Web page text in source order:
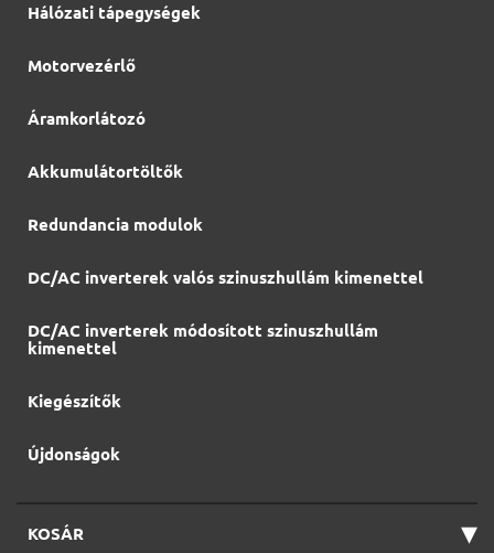
Hálózati tápegységek
Motorvezérlő
Áramkorlátozó
Akkumulátortöltők
Redundancia modulok
DC/AC inverterek valós szinuszhullám kimenettel
DC/AC inverterek módosított szinuszhullám
kimenettel
Kiegészítők
Újdonságok
KOSÁR ▾